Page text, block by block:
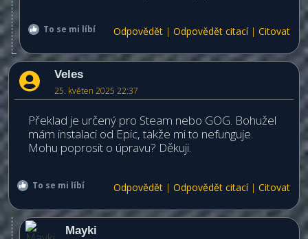
To se mi líbí Odpovědět | Odpovědět citací| Citovat
Veles
25. květen 2025 22:37
Překlad je určený pro Steam nebo GOG. Bohužel
mám instalaci od Epic, takže mi to nefunguje.
Mohu poprosit o úpravu? Děkuji.
To se mi líbí Odpovědět | Odpovědět citací| Citovat
Mayki